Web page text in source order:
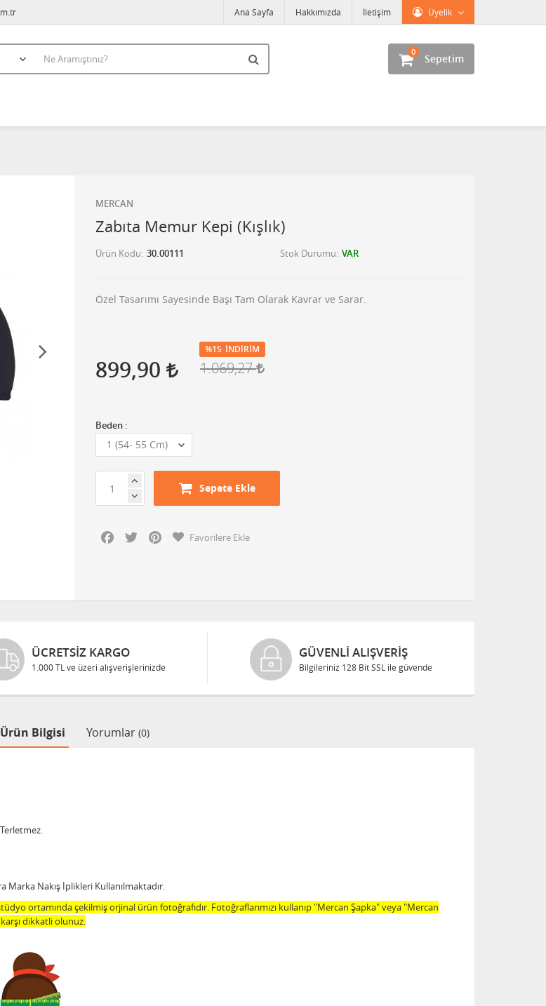
Üyelik
Ana Sayfa Hakkımızda İletişim
Sepetim
0
MERCAN
Zabıta Memur Kepi (Kışlık)
Ürün Kodu 30.00111 Stok Durumu VAR
Özel Tasarımı Sayesinde Başı Tam Olarak Kavrar ve Sarar.
899,90
%15 İNDIRIM
1.069,27
Beden :
Sepete Ekle
Facebook
Twitter PinterestFavorilere Ekle
ÜCRETSIZ KARGO
1.000 TL ve üzeri alışverişlerinizde
GÜVENLI ALIŞVERIŞ
Bilgileriniz 128 Bit SSL ile güvende
Ürün Bilgisi Yorumlar (0)
Terletmez.
Marka Nakış İplikleri Kullanılmaktadır.
ortamında çekilmiş orjinal ürün fotoğrafıdır. Fotoğraflarımızı kullanıp "Mercan Şapka" veya "Mercan
dikkatli olunuz.